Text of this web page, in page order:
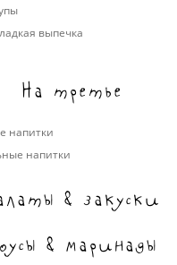
выпечка
На третье
напитки
напитки
& закуски
& маринады